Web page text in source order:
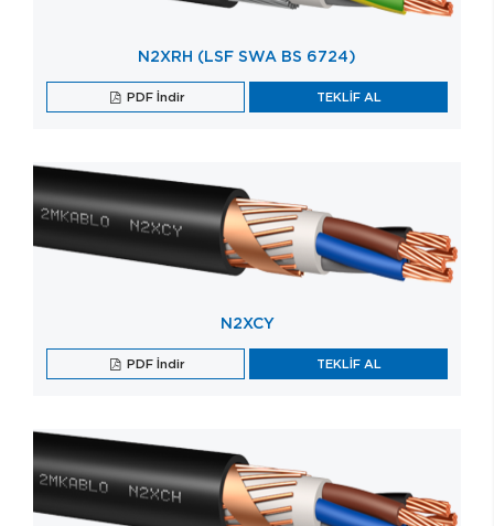
N2XRH (LSF SWA BS 6724)
PDF İndir TEKLİF AL
N2XCY
PDF İndir TEKLİF AL